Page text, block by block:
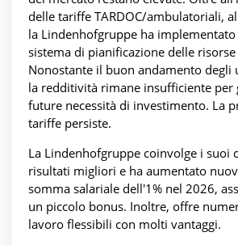
delle tariffe TARDOC/ambulatoriali,
la Lindenhofgruppe ha
sistema di pianificazione delle risorse
Nonostante il buon andamento degli
la redditività rimane insufficiente per
future necessità di investimento. La
tariffe persiste.
La Lindenhofgruppe coinvolge i suoi
risultati migliori e ha aumentato
somma salariale dell'1% nel 2026,
un piccolo bonus. Inoltre, offre
lavoro flessibili con molti vantaggi.